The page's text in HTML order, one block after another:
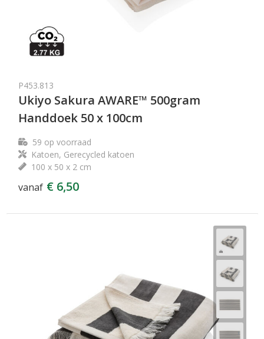
P453.813
Ukiyo Sakura AWARE™ 500gram
Handdoek 50 x 100cm
59 op voorraad
Katoen, Gerecycled katoen
100 x 50 x 2 cm
vanaf € 6,50